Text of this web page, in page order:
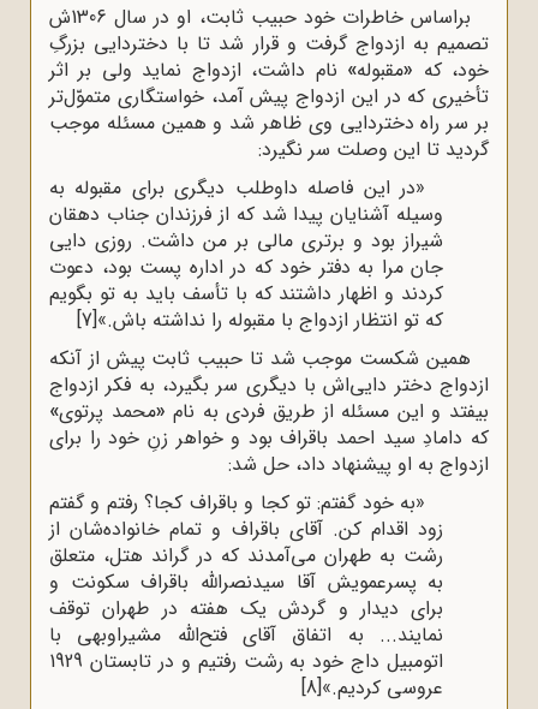
براساس خاطرات خود حبیب ثابت، او در سال 1306ش
تصمیم به ازدواج گرفت و قرار شد تا با دختردایی بزرگِ
خود، که «مقبوله» نام داشت، ازدواج نماید ولی بر اثر
تأخیری که در این ازدواج پیش آمد، خواستگاری متموّل‌تر
بر سر راه دختردایی وی ظاهر شد و همین مسئله موجب
گردید تا این وصلت سر نگیرد:
«در این فاصله داوطلب دیگری برای مقبوله به
وسیله آشنایان پیدا شد که از فرزندان جناب دهقان
شیراز بود و برتری مالی بر من داشت. روزی دایی
جان مرا به دفتر خود که در اداره پست بود، دعوت
کردند و اظهار داشتند که با تأسف باید به تو بگویم
که تو انتظار ازدواج با مقبوله را نداشته باش.»[7]
همین شکست موجب شد تا حبیب ثابت پیش از آنکه
ازدواج دختر دایی‌اش با دیگری سر بگیرد، به فکر ازدواج
بیفتد و این مسئله از طریق فردی به نام «محمد پرتوی»
که دامادِ سید احمد باقراف بود و خواهر زنِ خود را برای
ازدواج به او پیشنهاد داد، حل شد:
«به خود گفتم: تو کجا و باقراف کجا؟ رفتم و گفتم
زود اقدام کن. آقای باقراف و تمام خانواده‌شان از
رشت به طهران می‌آمدند که در گراند هتل، متعلق
به پسرعمویش آقا سیدنصرالله باقراف سکونت و
برای دیدار و گردش یک هفته در طهران توقف
نمایند... به اتفاق آقای فتح‌الله مشیراوبهی با
اتومبیل داج خود به رشت رفتیم و در تابستان 1929
عروسی کردیم.»[8]